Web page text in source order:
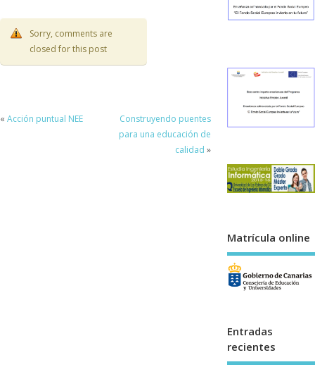
Sorry, comments are
closed for this post
« Acción puntual NEE
Construyendo puentes
para una educación de
calidad »
Matrícula online
Entradas
recientes